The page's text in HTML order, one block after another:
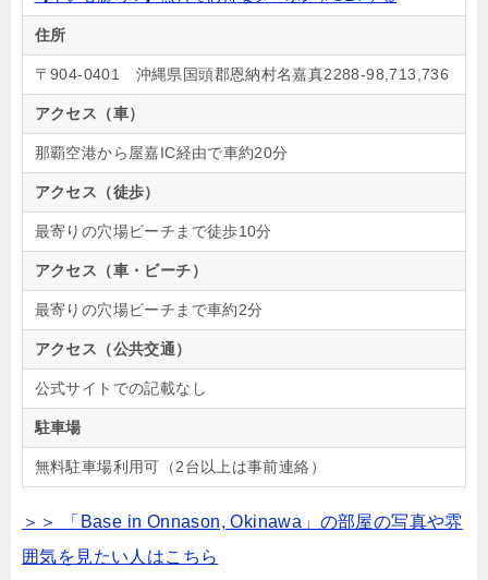
住所
〒904-0401 沖縄県国頭郡恩納村名嘉真2288-98,713,736
アクセス（車）
那覇空港から屋嘉IC経由で車約20分
アクセス（徒歩）
最寄りの穴場ビーチまで徒歩10分
アクセス（車・ビーチ）
最寄りの穴場ビーチまで車約2分
アクセス（公共交通）
公式サイトでの記載なし
駐車場
無料駐車場利用可（2台以上は事前連絡）
＞＞ 「Base in Onnason, Okinawa」の部屋の写真や雰
囲気を見たい人はこちら